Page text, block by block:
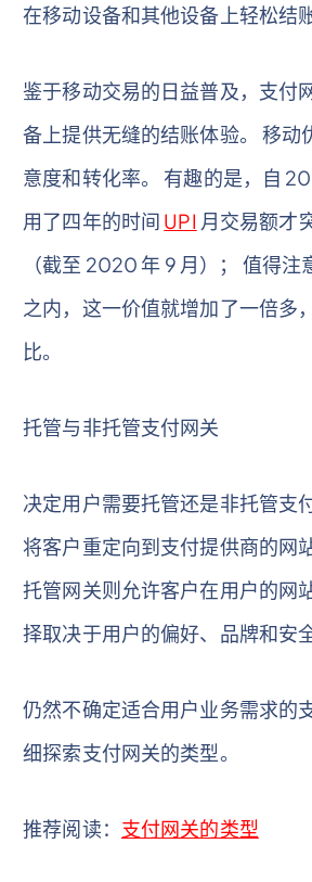
在移动设备和其他设备上轻松结
鉴于移动交易的日益普及，支付
备上提供无缝的结账体验。 移动
意度和转化率。 有趣的是，自
用了四年的时间 UPI 月交易额才
（截至 2020 年 9 月）； 值得
之内，这一价值就增加了一倍多
比。
托管与非托管支付网关
决定用户需要托管还是非托管支
将客户重定向到支付提供商的网
托管网关则允许客户在用户的网
择取决于用户的偏好、品牌和安
仍然不确定适合用户业务需求的
细探索支付网关的类型。
推荐阅读： 支付网关的类型